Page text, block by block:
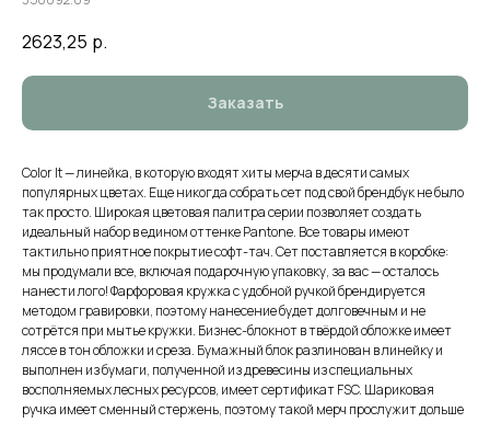
2623,25 р.
Заказать
Color It — линейка, в которую входят хиты мерча в десяти самых
популярных цветах. Еще никогда собрать сет под свой брендбук не было
так просто. Широкая цветовая палитра серии позволяет создать
идеальный набор в едином оттенке Pantone. Все товары имеют
тактильно приятное покрытие софт-тач. Сет поставляется в коробке:
мы продумали все, включая подарочную упаковку, за вас — осталось
нанести лого! Фарфоровая кружка с удобной ручкой брендируется
методом гравировки, поэтому нанесение будет долговечным и не
сотрётся при мытье кружки. Бизнес-блокнот в твёрдой обложке имеет
ляссе в тон обложки и среза. Бумажный блок разлинован в линейку и
выполнен из бумаги, полученной из древесины из специальных
восполняемых лесных ресурсов, имеет сертификат FSC. Шариковая
ручка имеет сменный стержень, поэтому такой мерч прослужит дольше